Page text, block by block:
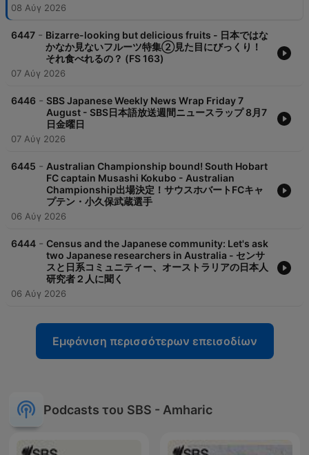
08 Αύγ 2026
6447 - Bizarre-looking but delicious fruits - 日本ではな
かなか見ないフルーツ特集②見た目にびっくり！
それ食べれるの？ (FS 163)
07 Αύγ 2026
6446 - SBS Japanese Weekly News Wrap Friday 7
August - SBS日本語放送週間ニュースラップ 8月7
日金曜日
07 Αύγ 2026
6445 - Australian Championship bound! South Hobart
FC captain Musashi Kokubo - Australian
Championship出場決定！サウスホバートFCキャ
プテン・小久保武蔵選手
06 Αύγ 2026
6444 - Census and the Japanese community: Let's ask
two Japanese researchers in Australia - センサ
スと日系コミュニティー、オーストラリアの日本人
研究者２人に聞く
06 Αύγ 2026
Εμφάνιση περισσότερων επεισοδίων
Podcasts του SBS - Amharic